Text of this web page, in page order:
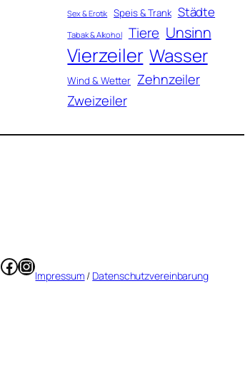
Sex & Erotik Speis & Trank Städte
Tabak & Alkohol Tiere Unsinn
Vierzeiler Wasser
Wind & Wetter Zehnzeiler
Zweizeiler
Facebook
Instagram
Impressum / Datenschutzvereinbarung